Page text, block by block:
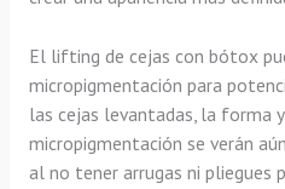
El lifting de cejas con bótox
micropigmentación para
las cejas levantadas, la forma
micropigmentación se verán
al no tener arrugas ni pliegues